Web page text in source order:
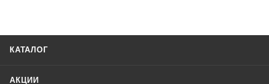
КАТАЛОГ
АКЦИИ